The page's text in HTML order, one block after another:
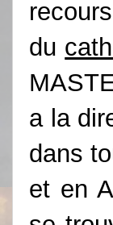
du
a la
dans
et en